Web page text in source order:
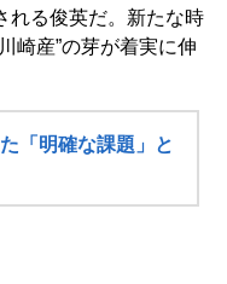
れる俊英だ。新たな時
崎産”の芽が着実に伸
「明確な課題」と